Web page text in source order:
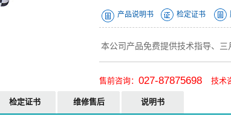
产品说明书 检定证书
本公司产品免费提供技术指导、三
售前咨询： 027-87875698 技术
检定证书 维修售后 说明书